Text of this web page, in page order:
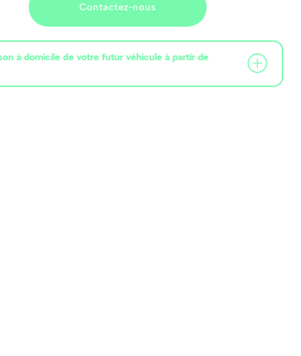
Contactez-nous
à domicile de votre futur véhicule à partir de